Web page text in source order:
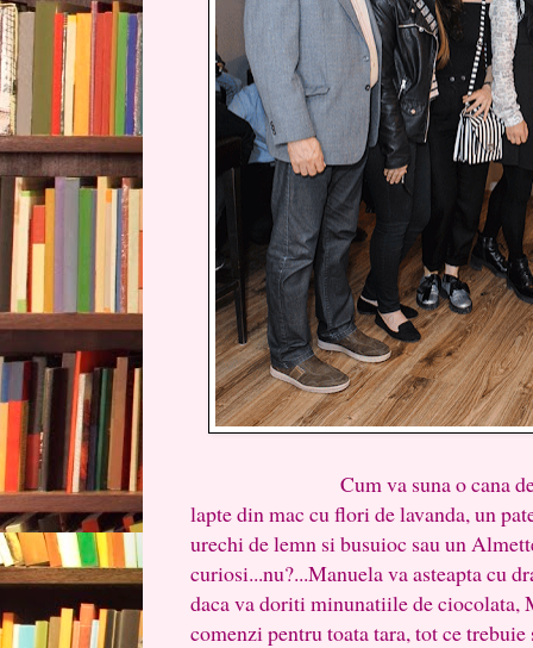
Cum va suna o cana de ceai
lapte din mac cu flori de lavanda, un
urechi de lemn si busuioc sau un
curiosi...nu?...Manuela va asteapta cu
daca va doriti minunatiile de ciocolata,
comenzi pentru toata tara, tot ce